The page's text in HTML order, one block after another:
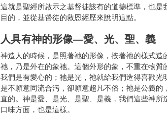
這就是聖經所啟示之基督徒該有的道德標準，也
目的，並從基督徒的救恩經歷來說明這點。
人具有神的形像—愛、光、聖、義
神造人的時候，是照著祂的形像，按著祂的樣式
祂，乃是外在的象祂。這個外形的象，不重在物
我們是有愛心的；祂是光，祂就給我們造得喜歡
是不願意同流合污，卻願意超凡不俗；祂是公義
直的。神是愛、是光、是聖、是義，我們這些神所
口味方面，也是這樣。